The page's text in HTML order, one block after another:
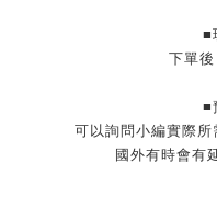
■
下單
■
可以詢問小編實際所
國外有時會有